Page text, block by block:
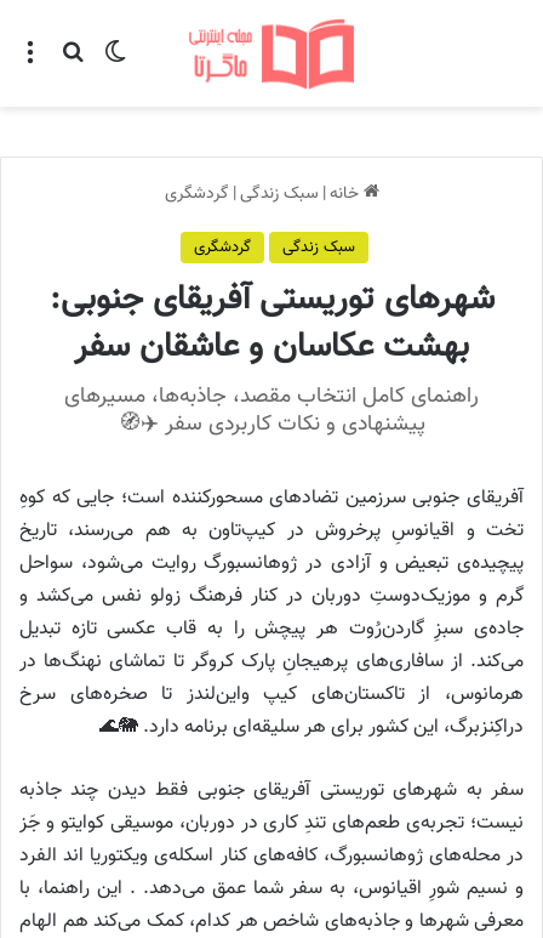
تغییر پوسته
خانه| سبک زندگی| گردشگری
سبک زندگی گردشگری
شهرهای توریستی آفریقای جنوبی:
بهشت عکاسان و عاشقان سفر
راهنمای کامل انتخاب مقصد، جاذبه‌ها، مسیرهای
پیشنهادی و نکات کاربردی سفر ✈️🧭
آفریقای جنوبی سرزمین تضادهای مسحورکننده است؛ جایی که کوهِ
تخت و اقیانوسِ پرخروش در کیپ‌تاون به هم می‌رسند، تاریخ
پیچیده‌ی تبعیض و آزادی در ژوهانسبورگ روایت می‌شود، سواحل
گرم و موزیک‌دوستِ دوربان در کنار فرهنگ زولو نفس می‌کشد و
جاده‌ی سبزِ گاردن‌رُوت هر پیچش را به قاب عکسی تازه تبدیل
می‌کند. از سافاری‌های پرهیجانِ پارک کروگر تا تماشای نهنگ‌ها در
هرمانوس، از تاکستان‌های کیپ واین‌لندز تا صخره‌های سرخ
دراکِنزبرگ، این کشور برای هر سلیقه‌ای برنامه دارد. 🐘🌊
سفر به شهرهای توریستی آفریقای جنوبی فقط دیدن چند جاذبه
نیست؛ تجربه‌ی طعم‌های تندِ کاری در دوربان، موسیقی کوایتو و جَز
در محله‌های ژوهانسبورگ، کافه‌های کنار اسکله‌ی ویکتوریا اند الفرد
و نسیم شورِ اقیانوس، به سفر شما عمق می‌دهد. . این راهنما، با
معرفی شهرها و جاذبه‌های شاخص هر کدام، کمک می‌کند هم الهام